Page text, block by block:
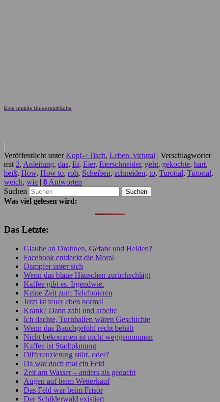
Eine mobile Universalfläche
Veröffentlicht unter Kopf->Tisch, Leben, virtural | Verschlagwortet
mit 2, Anleitung, das, Ei, Eier, Eierschneider, geht, gekochte, hart,
heiß, How, How to, roh, Scheiben, schneiden, to, Turotial, Tutorial,
weich, wie | 8 Antworten
Suchen
Was viel gelesen wird:
Das Letzte:
Glaube an Drohnen, Gefahr und Helden?
Facebook entdeckt die Moral
Dampfer unter sich
Wenn das blaue Häuschen zurückschlägt
Kaffee gibt es. Irgendwie.
Keine Zeit zum Telefonieren
Jetzt ist teuer eben normal
Krank? Dann zahl und arbeite
Ich dachte, Turnhallen wären Geschichte
Wenn das Bauchgefühl recht behält
Nicht bekommen ist nicht weggenommen
Kaffee ist Stadtplanung
Differenzierung stört, oder?
Da war doch mal ein Feld
Zeit am Wasser – anders als gedacht
Augen auf beim Wetterkauf
Das Feld war beim Frisör
Der Schilderwald existiert